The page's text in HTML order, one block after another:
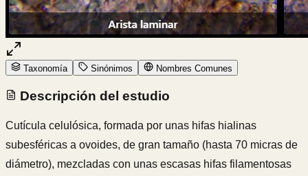
Taxonomía Sinónimos Nombres Comunes
Descripción del estudio
Cutícula celulósica, formada por unas hifas hialinas
subesféricas a ovoides, de gran tamaño (hasta 70 micras de
diámetro), mezcladas con unas escasas hifas filamentosas